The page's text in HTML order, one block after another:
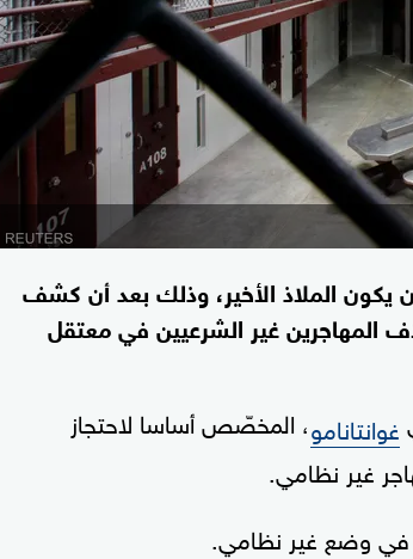
يكون الملاذ الأخير، وذلك بعد أن كشف
المهاجرين غير الشرعيين في معتقل
غوانتانامو، المخصّص أساسا لاحتجاز
في وضع غير نظامي.